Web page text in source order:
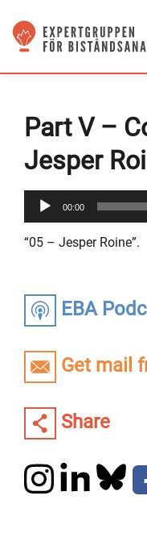
EBA
Get mail
Share
Part V –
Jesper
Audio
Player
00:00
“05 – Jesper Roine”.